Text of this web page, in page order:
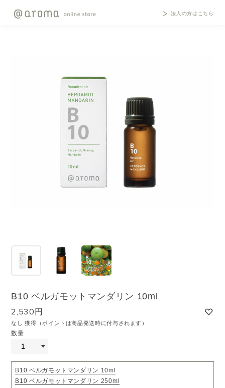
法人の方はこちら
B10 ベルガモットマンダリン 10ml
2,530円
なし 獲得（ポイントは商品発送時に付与されます）
数量
B10 ベルガモットマンダリン 10ml
B10 ベルガモットマンダリン 250ml